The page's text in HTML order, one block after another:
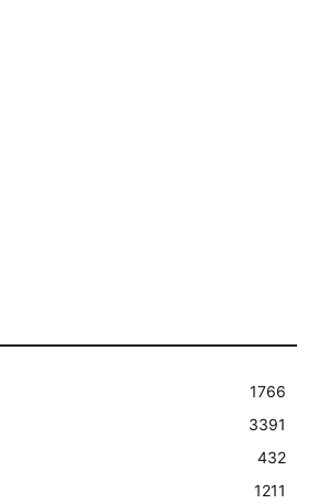
1766
3391
432
1211